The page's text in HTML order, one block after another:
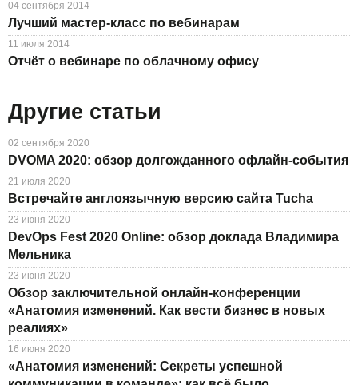
04 сентября 2014
Лучший мастер-класс по вебинарам
11 июля 2014
Отчёт о вебинаре по облачному офису
Другие статьи
02 сентября 2020
DVOMA 2020: обзор долгожданного офлайн-события
21 июля 2020
Встречайте англоязычную версию сайта Tucha
23 июня 2020
DevOps Fest 2020 Online: обзор доклада Владимира
Мельника
23 июня 2020
Обзор заключительной онлайн-конференции
«Анатомия изменений. Как вести бизнес в новых
реалиях»
16 июня 2020
«Анатомия изменений: Секреты успешной